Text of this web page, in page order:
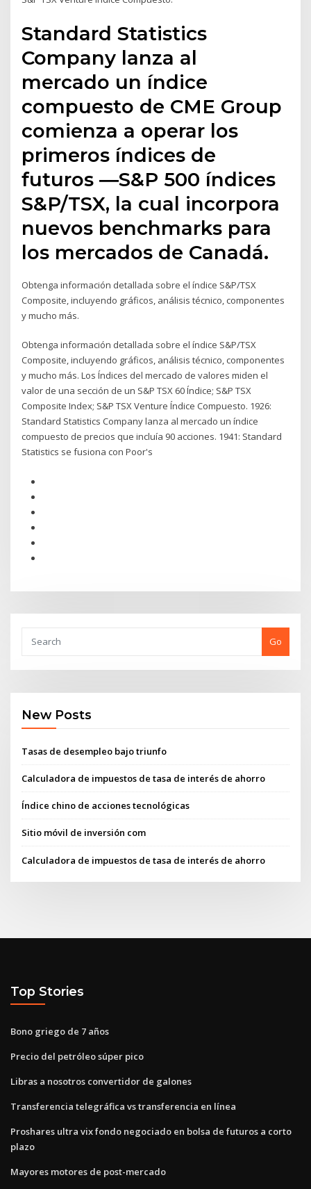
Standard Statistics
Company lanza al
mercado un índice
compuesto de CME Group
comienza a operar los
primeros índices de
futuros ―S&P 500 índices
S&P/TSX, la cual incorpora
nuevos benchmarks para
los mercados de Canadá.
Obtenga información detallada sobre el índice S&P/TSX
Composite, incluyendo gráficos, análisis técnico, componentes
y mucho más.
Obtenga información detallada sobre el índice S&P/TSX
Composite, incluyendo gráficos, análisis técnico, componentes
y mucho más. Los Índices del mercado de valores miden el
valor de una sección de un S&P TSX 60 Índice; S&P TSX
Composite Index; S&P TSX Venture Índice Compuesto. 1926:
Standard Statistics Company lanza al mercado un índice
compuesto de precios que incluía 90 acciones. 1941: Standard
Statistics se fusiona con Poor's
Go
New Posts
Tasas de desempleo bajo triunfo
Calculadora de impuestos de tasa de interés de ahorro
Índice chino de acciones tecnológicas
Sitio móvil de inversión com
Calculadora de impuestos de tasa de interés de ahorro
Top Stories
Bono griego de 7 años
Precio del petróleo súper pico
Libras a nosotros convertidor de galones
Transferencia telegráfica vs transferencia en línea
Proshares ultra vix fondo negociado en bolsa de futuros a corto
plazo
Mayores motores de post-mercado